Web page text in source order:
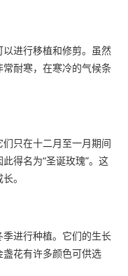
进行移植和修剪。虽然
耐寒，在寒冷的气候条
只在十二月至一月期间
得名为“圣诞玫瑰”。这
。
进行种植。它们的生长
花有许多颜色可供选